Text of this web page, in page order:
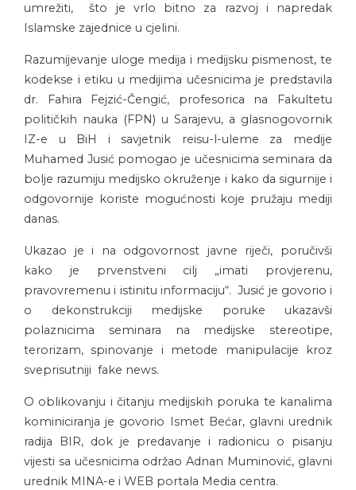
umrežiti, što je vrlo bitno za razvoj i napredak
Islamske zajednice u cjelini.
Razumijevanje uloge medija i medijsku pismenost, te
kodekse i etiku u medijima učesnicima je predstavila
dr. Fahira Fejzić-Čengić, profesorica na Fakultetu
političkih nauka (FPN) u Sarajevu, a glasnogovornik
IZ-e u BiH i savjetnik reisu-l-uleme za medije
Muhamed Jusić pomogao je učesnicima seminara da
bolje razumiju medijsko okruženje i kako da sigurnije i
odgovornije koriste mogućnosti koje pružaju mediji
danas.
Ukazao je i na odgovornost javne riječi, poručivši
kako je prvenstveni cilj „imati provjerenu,
pravovremenu i istinitu informaciju“. Jusić je govorio i
o dekonstrukciji medijske poruke ukazavši
polaznicima seminara na medijske stereotipe,
terorizam, spinovanje i metode manipulacije kroz
sveprisutniji fake news.
O oblikovanju i čitanju medijskih poruka te kanalima
kominiciranja je govorio Ismet Bećar, glavni urednik
radija BIR, dok je predavanje i radionicu o pisanju
vijesti sa učesnicima održao Adnan Muminović, glavni
urednik MINA-e i WEB portala Media centra.